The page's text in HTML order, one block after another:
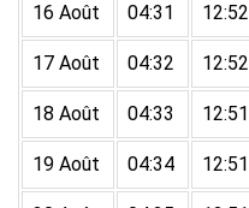
16 Août 04:31 12:52
17 Août 04:32 12:52
18 Août 04:33 12:51
19 Août 04:34 12:51